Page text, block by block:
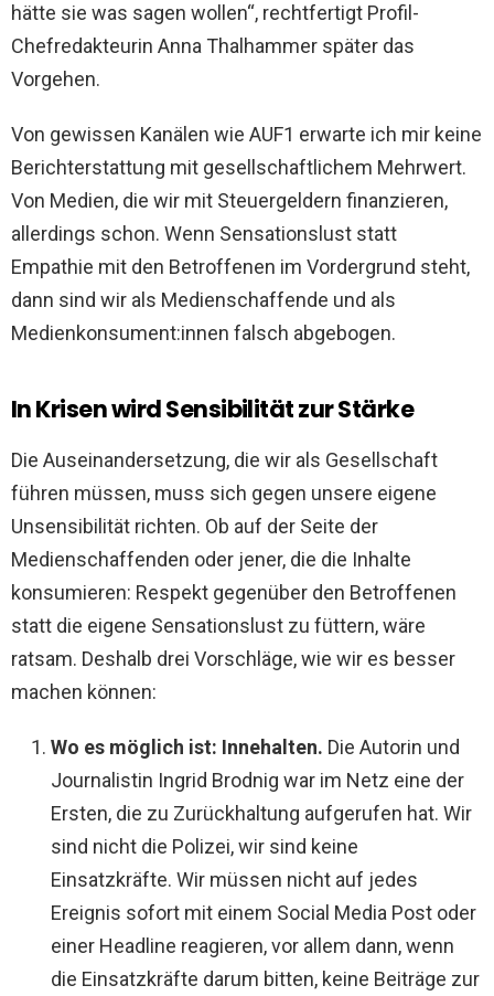
hätte sie was sagen wollen“, rechtfertigt Profil-
Chefredakteurin Anna Thalhammer später das
Vorgehen.
Von gewissen Kanälen wie AUF1 erwarte ich mir keine
Berichterstattung mit gesellschaftlichem Mehrwert.
Von Medien, die wir mit Steuergeldern finanzieren,
allerdings schon. Wenn Sensationslust statt
Empathie mit den Betroffenen im Vordergrund steht,
dann sind wir als Medienschaffende und als
Medienkonsument:innen falsch abgebogen.
In Krisen wird Sensibilität zur Stärke
Die Auseinandersetzung, die wir als Gesellschaft
führen müssen, muss sich gegen unsere eigene
Unsensibilität richten. Ob auf der Seite der
Medienschaffenden oder jener, die die Inhalte
konsumieren: Respekt gegenüber den Betroffenen
statt die eigene Sensationslust zu füttern, wäre
ratsam. Deshalb drei Vorschläge, wie wir es besser
machen können:
Wo es möglich ist: Innehalten. Die Autorin und
Journalistin Ingrid Brodnig war im Netz eine der
Ersten, die zu Zurückhaltung aufgerufen hat. Wir
sind nicht die Polizei, wir sind keine
Einsatzkräfte. Wir müssen nicht auf jedes
Ereignis sofort mit einem Social Media Post oder
einer Headline reagieren, vor allem dann, wenn
die Einsatzkräfte darum bitten, keine Beiträge zur